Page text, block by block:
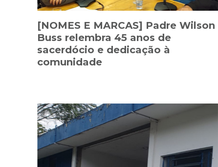
[NOMES E MARCAS] Padre Wilson
Buss relembra 45 anos de
sacerdócio e dedicação à
comunidade